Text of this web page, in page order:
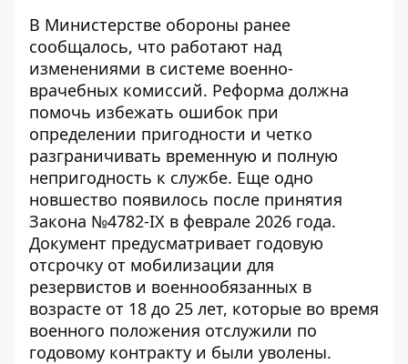
В Министерстве обороны ранее
сообщалось, что работают над
изменениями в системе военно-
врачебных комиссий. Реформа должна
помочь избежать ошибок при
определении пригодности и четко
разграничивать временную и полную
непригодность к службе. Еще одно
новшество появилось после принятия
Закона №4782-IX в феврале 2026 года.
Документ предусматривает годовую
отсрочку от мобилизации для
резервистов и военнообязанных в
возрасте от 18 до 25 лет, которые во время
военного положения отслужили по
годовому контракту и были уволены.